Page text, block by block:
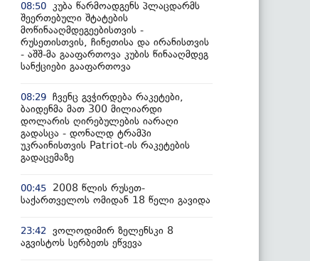
08:50 კუბა წარმოადგენს პლაცდარმს
შეერთებული შტატების
მოწინააღმდეგეებისთვის -
რუსეთისთვის, ჩინეთისა და ირანისთვის
- აშშ-მა გააფართოვა კუბის წინააღმდეგ
სანქციები გააფართოვა
08:29 ჩვენც გვჭირდება რაკეტები,
ბაიდენმა მათ 300 მილიარდი
დოლარის ღირებულების იარაღი
გადასცა - დონალდ ტრამპი
უკრაინისთვის Patriot-ის რაკეტების
გადაცემაზე
00:45
2008 წლის რუსეთ-
საქართველოს ომიდან 18 წელი გავიდა
23:42
ვოლოდიმირ ზელენსკი 8
აგვისტოს სერბეთს ეწვევა